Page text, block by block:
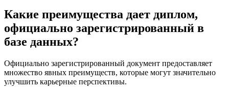
Какие преимущества дает диплом,
официально зарегистрированный в
базе данных?
Официально зарегистрированный документ предоставляет
множество явных преимуществ, которые могут значительно
улучшить карьерные перспективы.